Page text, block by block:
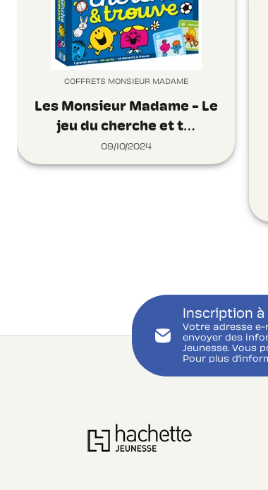
COFFRETS MONSIEUR MADAME
Les Monsieur Madame - Le
jeu du cherche et t…
09/10/2024
Inscription
Votre adresse
envoyer des
Jeunesse. Vous
Pour plus